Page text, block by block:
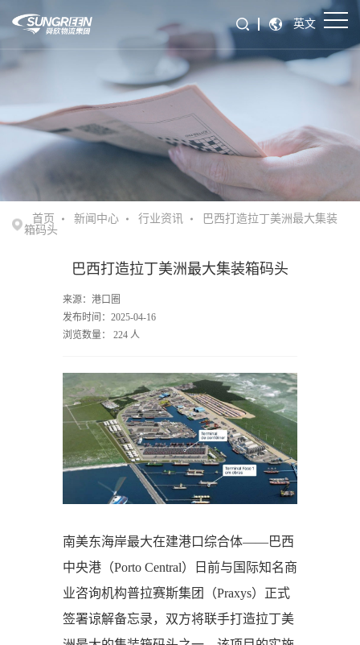
英文
首页 新闻中心 行业资讯
巴西打造拉丁美洲最大集装
箱码头
巴西打造拉丁美洲最大集装箱码头
来源：港口圈
发布时间：2025-04-16
浏览数量： 224人
南美东海岸最大在建港口综合体——巴西
中央港（Porto Central）日前与国际知名商
业咨询机构普拉赛斯集团（Praxys）正式
签署谅解备忘录，双方将联手打造拉丁美